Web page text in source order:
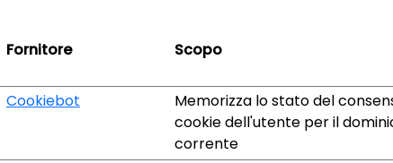
Fornitore Scopo
Cookiebot
Memorizza lo stato del
cookie dell'utente per il
corrente